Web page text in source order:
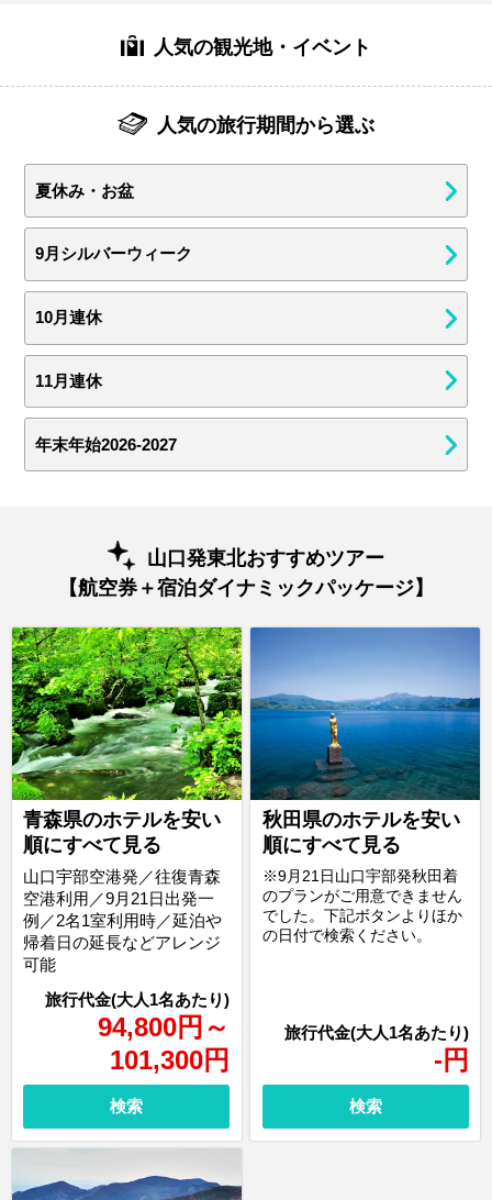
人気の観光地・イベント
人気の旅行期間から選ぶ
夏休み・お盆
9月シルバーウィーク
10月連休
11月連休
年末年始2026-2027
山口発東北おすすめツアー
【航空券＋宿泊ダイナミックパッケージ】
青森県のホテルを安い
順にすべて見る
94,800円 ～
101,300円
山口宇部空港発／往復青森
空港利用／9月21日出発一
例／2名1室利用時／延泊や
帰着日の延長などアレンジ
可能
検索
秋田県のホテルを安い
順にすべて見る
- 円
※9月21日山口宇部発秋田着
のプランがご用意できません
でした。下記ボタンよりほか
の日付で検索ください。
検索